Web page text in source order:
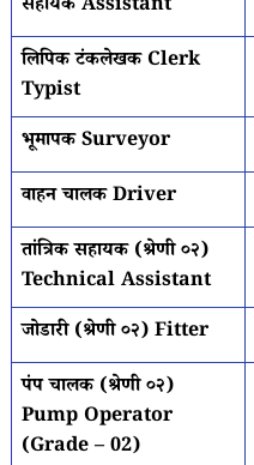
सहायक Assistant
लिपिक टंकलेखक Clerk
Typist
भूमापक Surveyor
वाहन चालक Driver
तांत्रिक सहायक (श्रेणी ०२)
Technical Assistant
जोडारी (श्रेणी ०२) Fitter
पंप चालक (श्रेणी ०२)
Pump Operator
(Grade – 02)